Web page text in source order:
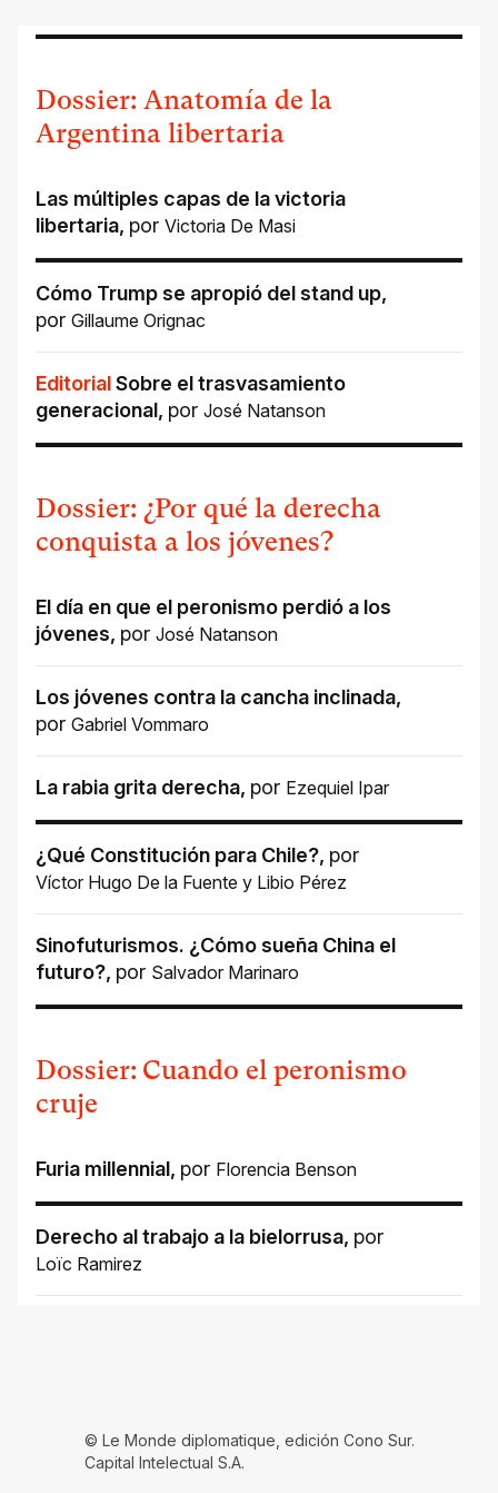
Dossier: Anatomía de la
Argentina libertaria
Las múltiples capas de la victoria
libertaria, por Victoria De Masi
Cómo Trump se apropió del stand up,
por Gillaume Orignac
EditorialSobre el trasvasamiento
generacional, por José Natanson
Dossier: ¿Por qué la derecha
conquista a los jóvenes?
El día en que el peronismo perdió a los
jóvenes, por José Natanson
Los jóvenes contra la cancha inclinada,
por Gabriel Vommaro
La rabia grita derecha, por Ezequiel Ipar
¿Qué Constitución para Chile?, por
Víctor Hugo De la Fuente y Libio Pérez
Sinofuturismos. ¿Cómo sueña China el
futuro?, por Salvador Marinaro
Dossier: Cuando el peronismo
cruje
Furia millennial, por Florencia Benson
Derecho al trabajo a la bielorrusa, por
Loïc Ramirez
© Le Monde diplomatique, edición Cono Sur.
Capital Intelectual S.A.